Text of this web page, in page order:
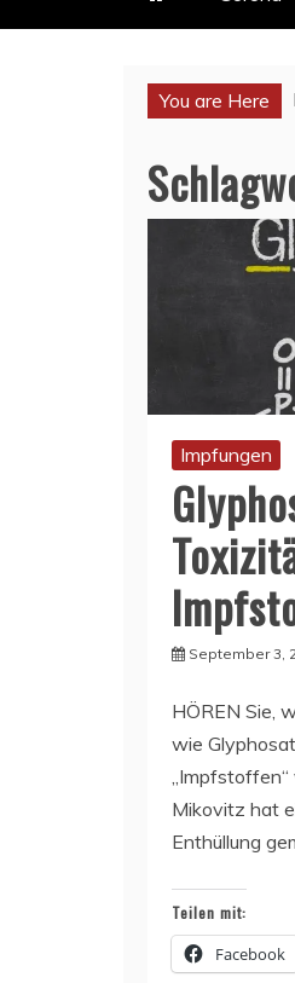
You are Here
Impfungen
September 3,
HÖREN Sie,
wie
„Impfstoffen“
Mikovitz hat
Enthüllung
Teilen mit:
Facebook